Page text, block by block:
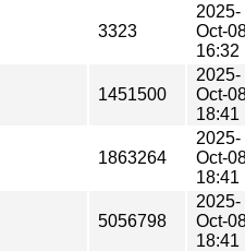
3323
2025-
Oct-
16:32
1451500
2025-
Oct-
18:41
1863264
2025-
Oct-
18:41
5056798
2025-
Oct-
18:41